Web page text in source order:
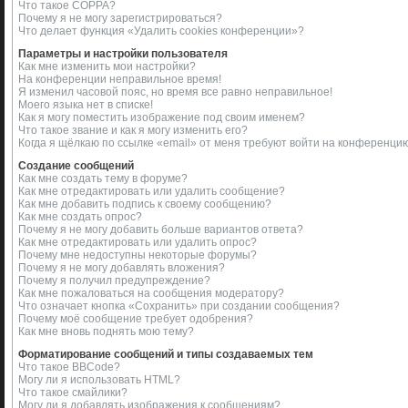
Что такое COPPA?
Почему я не могу зарегистрироваться?
Что делает функция «Удалить cookies конференции»?
Параметры и настройки пользователя
Как мне изменить мои настройки?
На конференции неправильное время!
Я изменил часовой пояс, но время все равно неправильное!
Моего языка нет в списке!
Как я могу поместить изображение под своим именем?
Что такое звание и как я могу изменить его?
Когда я щёлкаю по ссылке «email» от меня требуют войти на
Создание сообщений
Как мне создать тему в форуме?
Как мне отредактировать или удалить сообщение?
Как мне добавить подпись к своему сообщению?
Как мне создать опрос?
Почему я не могу добавить больше вариантов ответа?
Как мне отредактировать или удалить опрос?
Почему мне недоступны некоторые форумы?
Почему я не могу добавлять вложения?
Почему я получил предупреждение?
Как мне пожаловаться на сообщения модератору?
Что означает кнопка «Сохранить» при создании сообщения?
Почему моё сообщение требует одобрения?
Как мне вновь поднять мою тему?
Форматирование сообщений и типы создаваемых тем
Что такое BBCode?
Могу ли я использовать HTML?
Что такое смайлики?
Могу ли я добавлять изображения к сообщениям?